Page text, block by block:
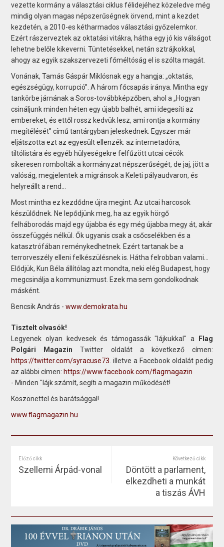
vezette kormány a választási ciklus fél­idejéhez közeledve még
mindig olyan magas népszerűségnek örvend, mint a kezdet
kezdetén, a 2010-es kétharmados választási győzelemkor.
Ezért rászerveztek az oktatási vitákra, hátha egy jó kis válságot
lehetne belőle kikeverni. Tüntetésekkel, netán sztrájkokkal,
ahogy az egyik szakszervezeti főméltóság el is szólta magát.
Vonának, Tamás Gáspár Miklósnak egy a hangja: „oktatás,
egészségügy, korrupció”. A há­rom főcsapás iránya. Mintha egy
tankörbe járnának a Soros-továbbképzőben, ahol a „Hogyan
csináljunk minden héten egy újabb balhét, ami idegesíti az
embereket, és ettől rossz kedvük lesz, ami rontja a kormány
megítélését” című tantárgyban jeleskednek. Egyszer már
eljátszotta ezt az egyesült ellenzék: az internetadóra,
tiltólistára és egyéb hülyeségekre felfűzött utcai cécók
sikeresen rombolták a kormányzat népszerűségét, de jaj, jött a
valóság, megjelentek a migránsok a Keleti pályaudvaron, és
helyreállt a rend…
Most mintha ez kezdődne újra megint. Az utcai harcosok
készülődnek. Ne lepődjünk meg, ha az egyik hörgő
felháborodás majd egy újabba és egy még újabba megy át, akár
összefüggés nélkül. Ők ugyanis csak a csőcselékben és a
katasztrófában reménykedhetnek. Ezért tartanak be a
terrorveszély elleni felkészülésnek is. Hátha felrobban valami…
Elődjük, Kun Béla állítólag azt mondta, neki elég Budapest, hogy
megcsinálja a kommunizmust. Ezek ma sem gondolkodnak
másként.
Bencsik András -www.demokrata.hu
Tisztelt olvasók!
Legyenek olyan kedvesek és támogassák "lájkukkal" a
Flag
Polgári Magazin Twitter oldalát a következő címen:
https://twitter.com/syracuse73 . illetve a Facebook oldalát pedig
az alábbi címen: https://www.facebook.com/flagmagazin
- Minden "lájk számít, segíti a magazin működését!
Köszönettel és barátsággal!
www.flagmagazin.hu
Előző cikk
Szellemi Árpád-vonal
Következő cikk
Döntött a parlament,
elkezdheti a munkát
a tiszás ÁVH